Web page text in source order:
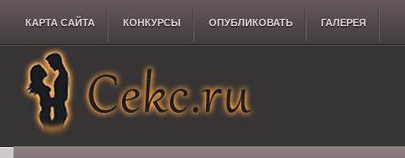
КАРТА САЙТА КОНКУРCЫ ОПУБЛИКОВАТЬ ГАЛЕРЕЯ